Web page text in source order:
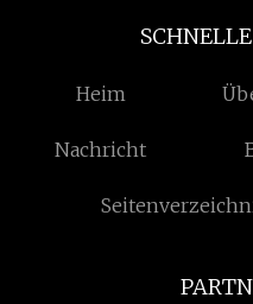
Heim
Nachricht